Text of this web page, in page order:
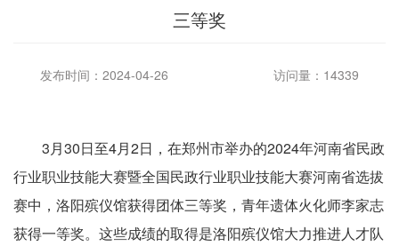
三等奖
发布时间：2024-04-26 访问量：14339
3月30日至4月2日，在郑州市举办的2024年河南省民政
行业职业技能大赛暨全国民政行业职业技能大赛河南省选拔
赛中，洛阳殡仪馆获得团体三等奖，青年遗体火化师李家志
获得一等奖。这些成绩的取得是洛阳殡仪馆大力推进人才队